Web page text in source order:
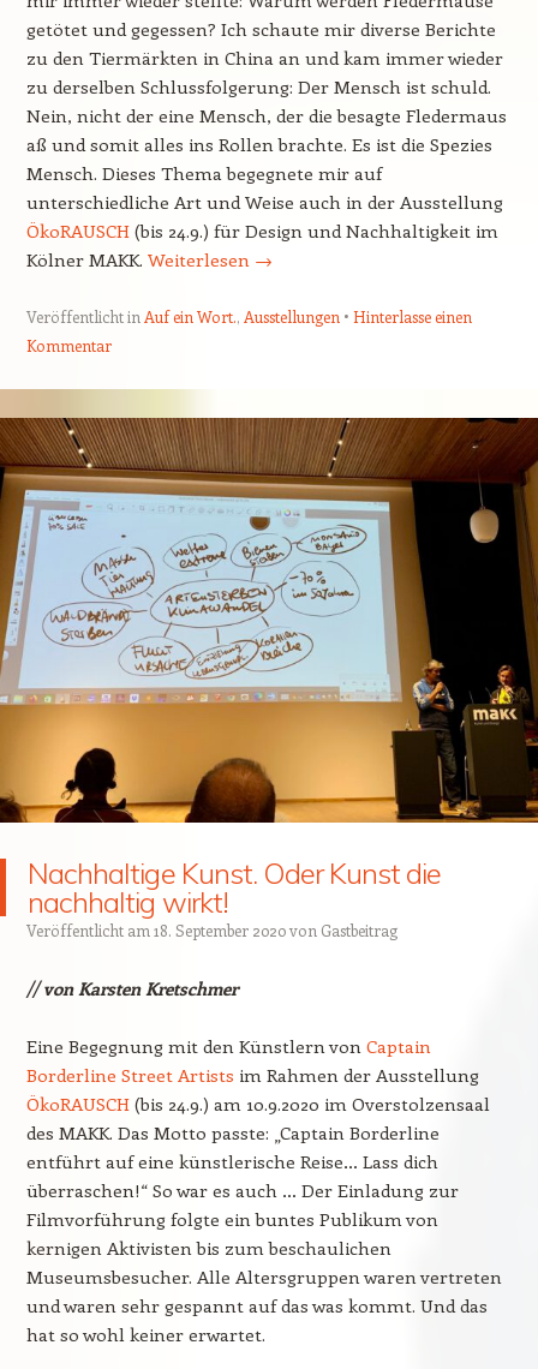
getötet und gegessen? Ich schaute mir diverse Berichte
zu den Tiermärkten in China an und kam immer wieder
zu derselben Schlussfolgerung: Der Mensch ist schuld.
Nein, nicht der eine Mensch, der die besagte Fledermaus
aß und somit alles ins Rollen brachte. Es ist die Spezies
Mensch. Dieses Thema begegnete mir auf
unterschiedliche Art und Weise auch in der Ausstellung
ÖkoRAUSCH(bis 24.9.) für Design und Nachhaltigkeit im
Kölner MAKK. Weiterlesen →
Veröffentlicht in Auf ein Wort., Ausstellungen
Hinterlasse einen
Kommentar
Nachhaltige Kunst. Oder Kunst die
nachhaltig wirkt!
Veröffentlicht am 18. September 2020von Gastbeitrag
// von Karsten Kretschmer
Eine Begegnung mit den Künstlern von Captain
Borderline Street Artists im Rahmen der Ausstellung
ÖkoRAUSCH(bis 24.9.) am 10.9.2020 im Overstolzensaal
des MAKK. Das Motto passte: „Captain Borderline
entführt auf eine künstlerische Reise… Lass dich
überraschen!“ So war es auch … Der Einladung zur
Filmvorführung folgte ein buntes Publikum von
kernigen Aktivisten bis zum beschaulichen
Museumsbesucher. Alle Altersgruppen waren vertreten
und waren sehr gespannt auf das was kommt. Und das
hat so wohl keiner erwartet.